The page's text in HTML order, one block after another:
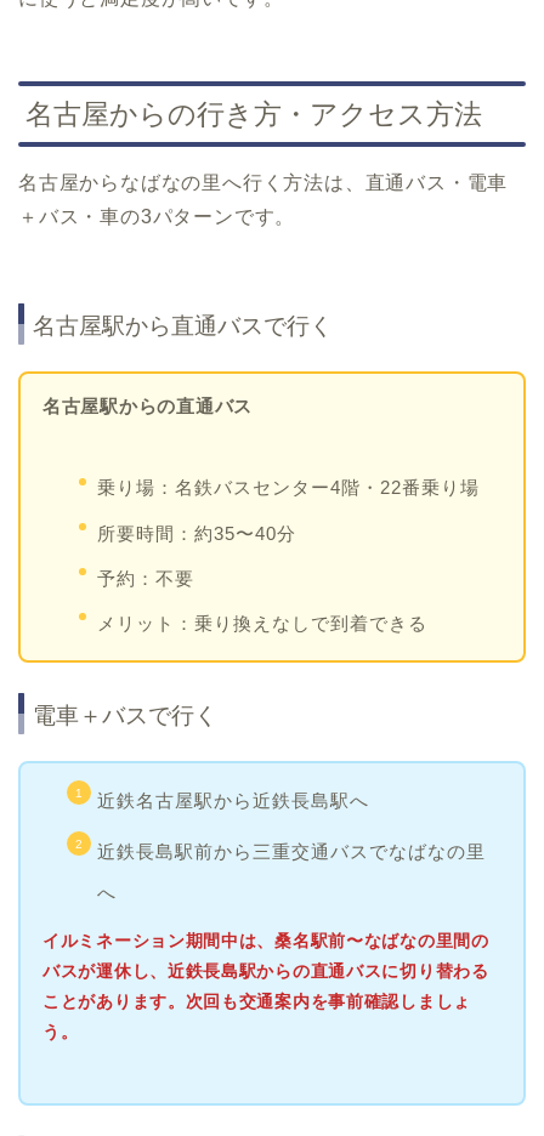
名古屋からの行き方・アクセス方法
名古屋からなばなの里へ行く方法は、直通バス・電車
＋バス・車の3パターンです。
名古屋駅から直通バスで行く
名古屋駅からの直通バス
乗り場：名鉄バスセンター4階・22番乗り場
所要時間：約35〜40分
予約：不要
メリット：乗り換えなしで到着できる
電車＋バスで行く
近鉄名古屋駅から近鉄長島駅へ
近鉄長島駅前から三重交通バスでなばなの里
へ
イルミネーション期間中は、桑名駅前〜なばなの里間の
バスが運休し、近鉄長島駅からの直通バスに切り替わる
ことがあります。次回も交通案内を事前確認しましょ
う。